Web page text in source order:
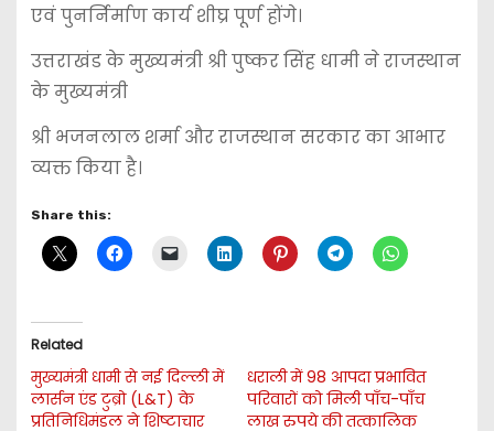
एवं पुनर्निर्माण कार्य शीघ्र पूर्ण होंगे।
उत्तराखंड के मुख्यमंत्री श्री पुष्कर सिंह धामी ने राजस्थान
के मुख्यमंत्री
श्री भजनलाल शर्मा और राजस्थान सरकार का आभार
व्यक्त किया है।
Share this:
Related
मुख्यमंत्री धामी से नई दिल्ली में
लार्सन एंड टुब्रो (L&T) के
प्रतिनिधिमंडल ने शिष्टाचार
धराली में 98 आपदा प्रभावित
परिवारों को मिली पाँच-पाँच
लाख रुपये की तत्कालिक